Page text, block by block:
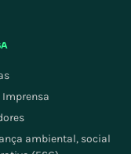
Imprensa
ambiental, social